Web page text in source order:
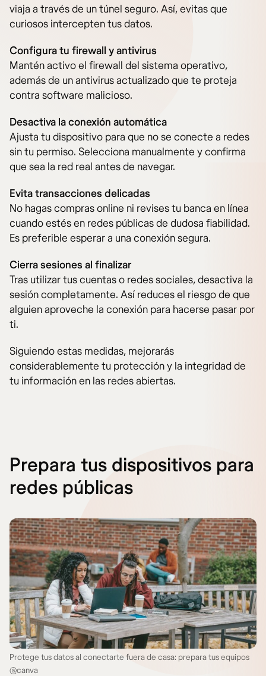
viaja a través de un túnel seguro. Así, evitas que
curiosos intercepten tus datos.
Configura tu firewall y antivirus
Mantén activo el firewall del sistema operativo,
además de un antivirus actualizado que te proteja
contra software malicioso.
Desactiva la conexión automática
Ajusta tu dispositivo para que no se conecte a redes
sin tu permiso. Selecciona manualmente y confirma
que sea la red real antes de navegar.
Evita transacciones delicadas
No hagas compras online ni revises tu banca en línea
cuando estés en redes públicas de dudosa fiabilidad.
Es preferible esperar a una conexión segura.
Cierra sesiones al finalizar
Tras utilizar tus cuentas o redes sociales, desactiva la
sesión completamente. Así reduces el riesgo de que
alguien aproveche la conexión para hacerse pasar por
ti.
Siguiendo estas medidas, mejorarás
considerablemente tu protección y la integridad de
tu información en las redes abiertas.
Prepara tus dispositivos para
redes públicas
Protege tus datos al conectarte fuera de casa: prepara tus equipos
@canva